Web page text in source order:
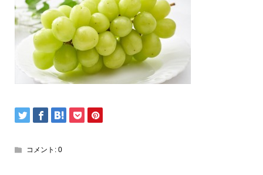
コメント: 0